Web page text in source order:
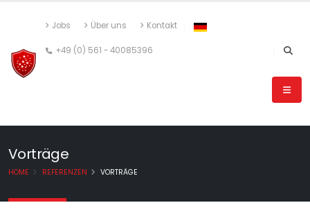
Jobs Über uns Kontakt
+49 (0) 561 - 40085396
Vorträge
HOME REFERENZEN VORTRÄGE